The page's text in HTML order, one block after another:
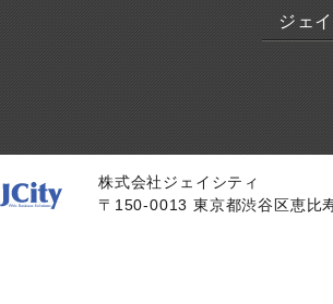
ジェ
株式会社ジェイシティ
〒150-0013 東京都渋谷区恵比